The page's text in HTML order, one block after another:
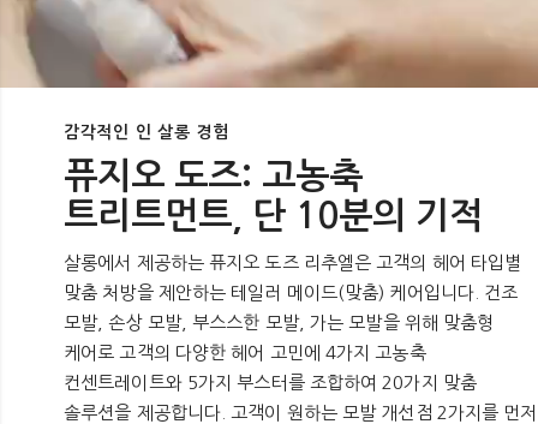
감각적인 인 살롱 경험
퓨지오 도즈: 고농축
트리트먼트, 단 10분의 기적
살롱에서 제공하는 퓨지오 도즈 리추엘은 고객의 헤어 타입별
맞춤 처방을 제안하는 테일러 메이드(맞춤) 케어입니다. 건조
모발, 손상 모발, 부스스한 모발, 가는 모발을 위해 맞춤형
케어로 고객의 다양한 헤어 고민에 4가지 고농축
컨센트레이트와 5가지 부스터를 조합하여 20가지 맞춤
솔루션을 제공합니다. 고객이 원하는 모발 개선점 2가지를 먼저